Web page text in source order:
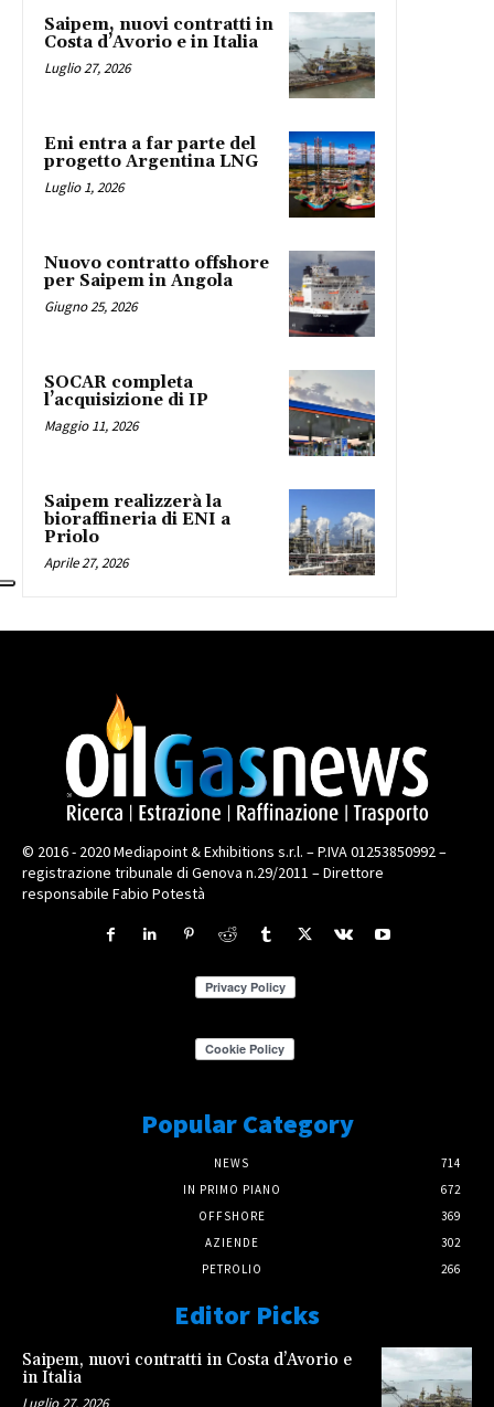
Saipem, nuovi contratti in
Costa d’Avorio e in Italia
Luglio 27, 2026
Eni entra a far parte del
progetto Argentina LNG
Luglio 1, 2026
Nuovo contratto offshore
per Saipem in Angola
Giugno 25, 2026
SOCAR completa
l’acquisizione di IP
Maggio 11, 2026
Saipem realizzerà la
bioraffineria di ENI a
Priolo
Aprile 27, 2026
© 2016 - 2020 Mediapoint & Exhibitions s.r.l. – P.IVA 01253850992 –
registrazione tribunale di Genova n.29/2011 – Direttore
responsabile Fabio Potestà
Popular Category
NEWS
714
IN PRIMO PIANO
672
OFFSHORE
369
AZIENDE
302
PETROLIO
266
Editor Picks
Saipem, nuovi contratti in Costa d’Avorio e
in Italia